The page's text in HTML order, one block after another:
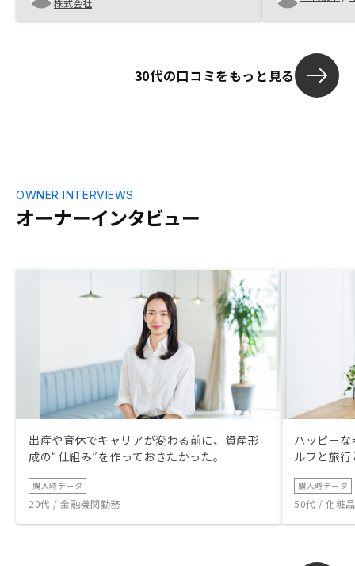
株式会社
優良な物件が
す。アプリ「
来るので、フ
てほしい
30代の口コミをもっと見る
オーナーインタビュー
OWNER INTERVIEWS
出産や育休でキャリアが変わる前に、資産形
成の“仕組み”を作っておきたかった。
購入時データ
20代 / 金融機関勤務
ハッピー
ルフと旅
購入時データ
50代 / 化粧